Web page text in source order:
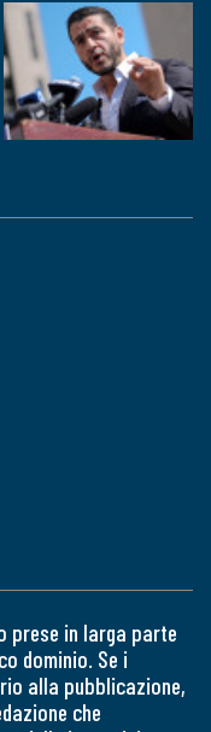
prese in larga parte
dominio. Se i
alla pubblicazione,
che